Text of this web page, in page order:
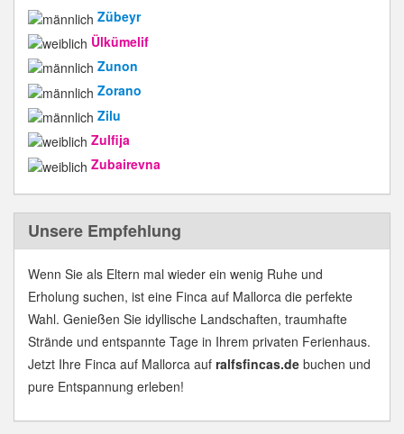
Zübeyr
Ülkümelif
Zunon
Zorano
Zilu
Zulfija
Zubairevna
Unsere Empfehlung
Wenn Sie als Eltern mal wieder ein wenig Ruhe und
Erholung suchen, ist eine Finca auf Mallorca die perfekte
Wahl. Genießen Sie idyllische Landschaften, traumhafte
Strände und entspannte Tage in Ihrem privaten Ferienhaus.
Jetzt Ihre Finca auf Mallorca auf ralfsfincas.de buchen und
pure Entspannung erleben!